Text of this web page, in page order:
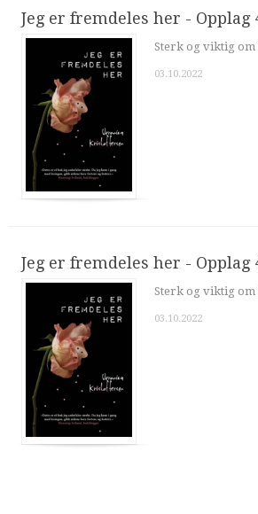
Jeg er fremdeles her - Opplag
Sterk og viktig om
03.10.2022
Jeg er fremdeles her - Opplag
Sterk og viktig om
03.10.2022